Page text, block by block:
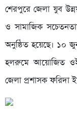
শেরপুরে জেলা যুব
ও সামাজিক
অনুষ্ঠিত হয়েছে। ১০
হলরুমে আয়োজিত ওই
জেলা প্রশাসক ফরিদা